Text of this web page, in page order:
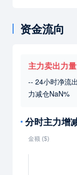
资金流向
主力卖出力量
-- 24小时净流
力减仓NaN%
分时主力增